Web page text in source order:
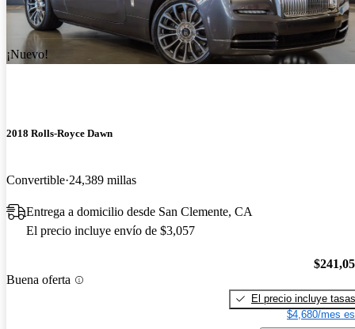
¡Nuevo!
2018 Rolls-Royce Dawn
Convertible 24,389 millas
Entrega a domicilio desde San Clemente, CA
El precio incluye envío de $3,057
Buena oferta
El precio incluye tasas
$4,680/mes